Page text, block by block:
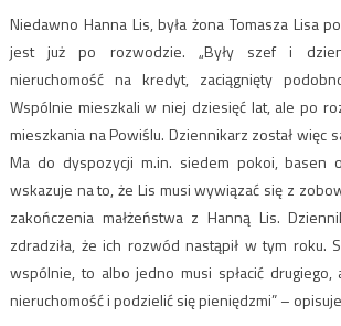
Niedawno Hanna Lis, była żona Tomasza Lisa
jest już po rozwodzie. „Były szef i
nieruchomość na kredyt, zaciągnięty
Wspólnie mieszkali w niej dziesięć lat, ale po
mieszkania na Powiślu. Dziennikarz został więc
Ma do dyspozycji m.in. siedem pokoi, basen
wskazuje na to, że Lis musi wywiązać się z
zakończenia małżeństwa z Hanną Lis.
zdradziła, że ich rozwód nastąpił w tym roku.
wspólnie, to albo jedno musi spłacić drugiego,
nieruchomość i podzielić się pieniędzmi” –